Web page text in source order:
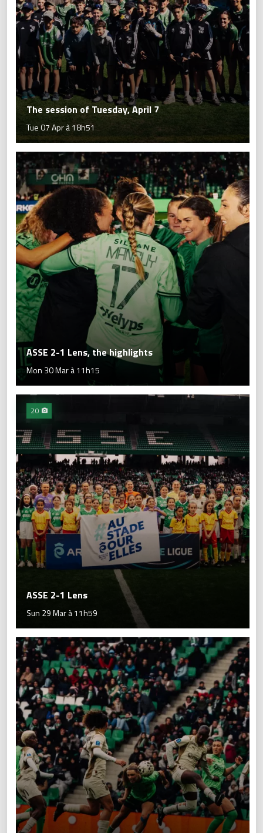
The session of Tuesday, April 7
Tue 07 Apr à 18h51
ASSE 2-1 Lens, the highlights
Mon 30 Mar à 11h15
20
ASSE 2-1 Lens
Sun 29 Mar à 11h59